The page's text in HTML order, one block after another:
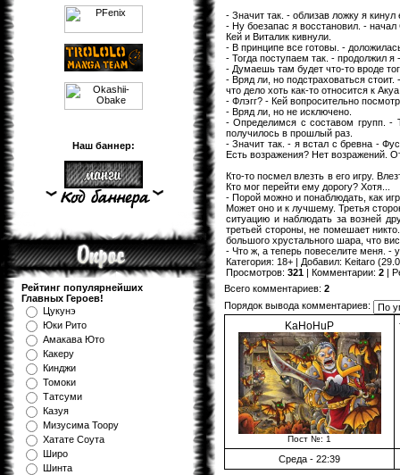
Наш баннер:
Рейтинг популярнейших
Главных Героев!
Цукунэ
Юки Рито
Амакава Юто
Какеру
Кинджи
Томоки
Татсуми
Казуя
Мизуcима Тоору
Хатате Соута
Широ
Шинта
- Значит так. - облизав ложку я
- Ну боезапас я восстановил. -
Кей и Виталик кивнули.
- В принципе все готовы. -
- Тогда поступаем так. - продолжил
- Думаешь там будет что-то вроде
- Вряд ли, но подстраховаться
что дело хоть как-то относится к
- Флэгг? - Кей вопросительно
- Вряд ли, но не исключено.
- Определимся с составом групп. -
получилось в прошлый раз.
- Значит так. - я встал с бревна -
Есть возражения? Нет возражений.
Кто-то посмел влезть в его игру.
Кто мог перейти ему дорогу? Хотя...
- Порой можно и понаблюдать, как
Может оно и к лучшему. Третья
ситуацию и наблюдать за возней
третьей стороны, не помешает
большого хрустального шара, что
- Что ж, а теперь повеселите меня. -
Категория: 18+ | Добавил: Keitaro
Просмотров: 321 | Комментарии: 2 |
Всего комментариев: 2
Порядок вывода комментариев:
KaHoHuP
Пост №: 1
Среда - 22:39